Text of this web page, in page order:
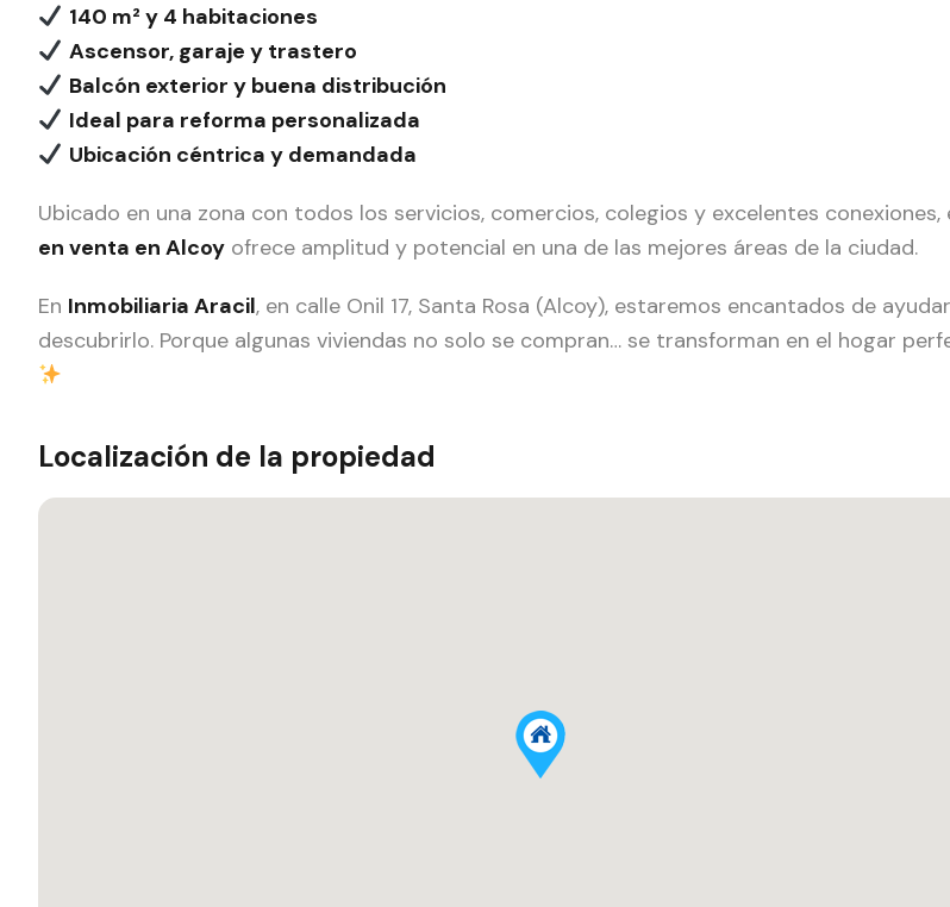
140 m² y 4 habitaciones
Ascensor, garaje y trastero
Balcón exterior y buena distribución
Ideal para reforma personalizada
Ubicación céntrica y demandada
Ubicado en una zona con todos los servicios, comercios, colegios y excelentes conexiones,
en venta en Alcoy ofrece amplitud y potencial en una de las mejores áreas de la ciudad.
En Inmobiliaria Aracil, en calle Onil 17, Santa Rosa (Alcoy), estaremos encantados de
descubrirlo. Porque algunas viviendas no solo se compran… se transforman en el hogar
Localización de la propiedad